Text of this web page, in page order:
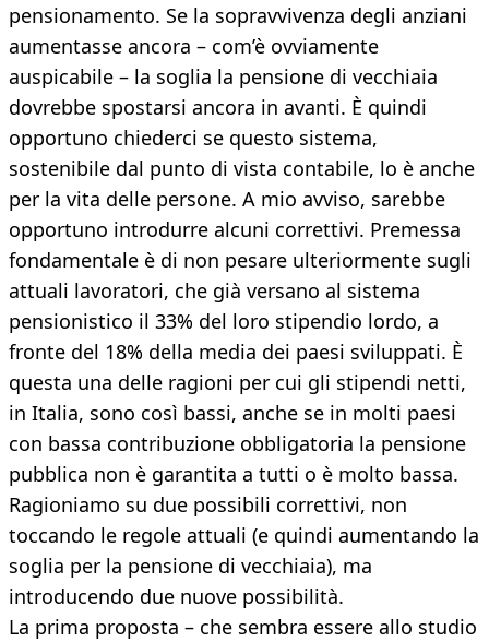
pensionamento. Se la sopravvivenza degli anziani
aumentasse ancora – com’è ovviamente
auspicabile – la soglia la pensione di vecchiaia
dovrebbe spostarsi ancora in avanti. È quindi
opportuno chiederci se questo sistema,
sostenibile dal punto di vista contabile, lo è anche
per la vita delle persone. A mio avviso, sarebbe
opportuno introdurre alcuni correttivi. Premessa
fondamentale è di non pesare ulteriormente sugli
attuali lavoratori, che già versano al sistema
pensionistico il 33% del loro stipendio lordo, a
fronte del 18% della media dei paesi sviluppati. È
questa una delle ragioni per cui gli stipendi netti,
in Italia, sono così bassi, anche se in molti paesi
con bassa contribuzione obbligatoria la pensione
pubblica non è garantita a tutti o è molto bassa.
Ragioniamo su due possibili correttivi, non
toccando le regole attuali (e quindi aumentando la
soglia per la pensione di vecchiaia), ma
introducendo due nuove possibilità.
La prima proposta – che sembra essere allo studio